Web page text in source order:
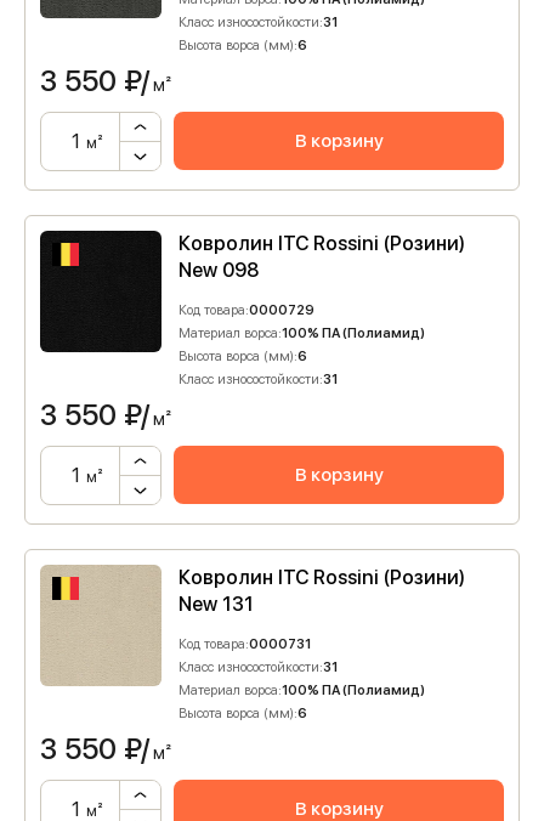
Класс износостойкости:31
Высота ворса (мм):6
3 550 ₽/м²
м² В корзину
Ковролин ITC Rossini (Розини)
New 098
Код товара:0000729
Материал ворса:100% ПА (Полиамид)
Высота ворса (мм):6
Класс износостойкости:31
3 550 ₽/м²
м² В корзину
Ковролин ITC Rossini (Розини)
New 131
Код товара:0000731
Класс износостойкости:31
Материал ворса:100% ПА (Полиамид)
Высота ворса (мм):6
3 550 ₽/м²
м² В корзину